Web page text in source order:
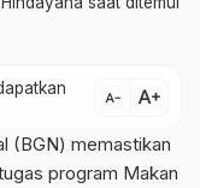
text_decrease text_increase
(BGN) memastikan
program Makan